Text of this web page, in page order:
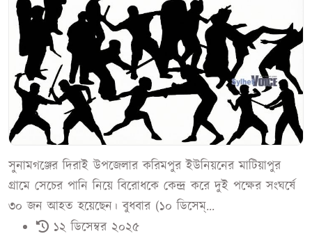
সুনামগঞ্জের দিরাই উপজেলার করিমপুর ইউনিয়নের মাটিয়াপুর
গ্রামে সেচের পানি নিয়ে বিরোধকে কেন্দ্র করে দুই পক্ষের সংঘর্ষে
৩০ জন আহত হয়েছেন। বুধবার (১০ ডিসেম্...
১২ ডিসেম্বর ২০২৫